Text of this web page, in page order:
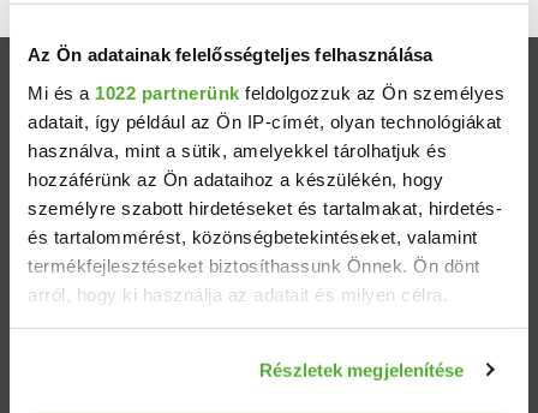
Az Ön adatainak felelősségteljes felhasználása
Mi és a 1022 partnerünk feldolgozzuk az Ön személyes
adatait, így például az Ön IP-címét, olyan technológiákat
használva, mint a sütik, amelyekkel tárolhatjuk és
hozzáférünk az Ön adataihoz a készülékén, hogy
személyre szabott hirdetéseket és tartalmakat, hirdetés-
és tartalommérést, közönségbetekintéseket, valamint
termékfejlesztéseket biztosíthassunk Önnek. Ön dönt
arról, hogy ki használja az adatait és milyen célra.
Információgyűjtés az Ön földrajzi elhelyezkedéséről
Részletek megjelenítése
Ingatlanok
Eladó házak
Eladó lakások
Települések